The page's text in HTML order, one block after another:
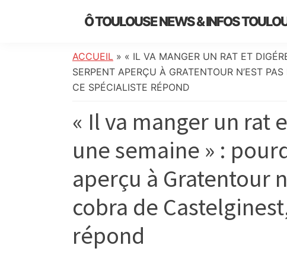
Ô TOULOUSE NEWS & INFOS
de
l’actualité
toulousaine
info
locale,
société,
culture,
politique,
météo,
faits
et
initiatives
ACCUEIL » « IL VA MANGER UN RAT ET
SERPENT APERÇU À GRATENTOUR N’EST
CE SPÉCIALISTE RÉPOND
« Il va manger un rat
une semaine » :
aperçu à Gratentour
cobra de
répond